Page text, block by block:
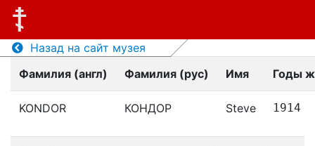
Назад на сайт музея
Фамилия (англ)
Фамилия (рус) Имя Годы
KONDOR КОНДОР Steve 1914